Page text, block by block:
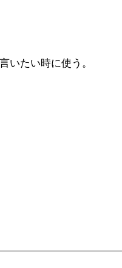
いたい時に使う。